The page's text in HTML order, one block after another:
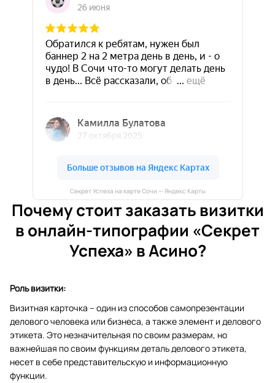
Секрет Успеха на карте Сочи — Яндекс Карты
Почему стоит заказать визитки
в онлайн-типографии «Секрет
Успеха» в Асино?
Роль визитки:
Визитная карточка – один из способов самопрезентации
делового человека или бизнеса, а также элемент и делового
этикета. Это незначительная по своим размерам, но
важнейшая по своим функциям деталь делового этикета,
несет в себе представительскую и информационную
функции.